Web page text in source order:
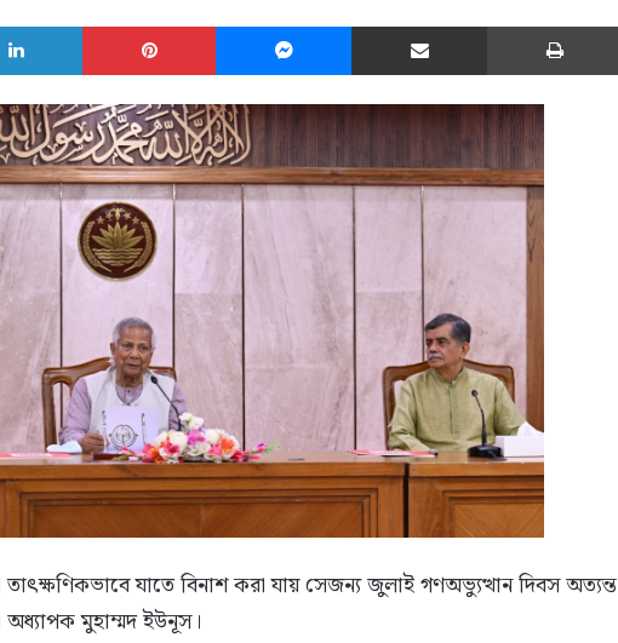
LinkedIn Pinterest Messenger Share via Email
তাৎক্ষণিকভাবে যাতে বিনাশ করা যায় সেজন্য জুলাই গণঅভ্যুত্থান দিবস অত্যন্ত
অধ্যাপক মুহাম্মদ ইউনূস।